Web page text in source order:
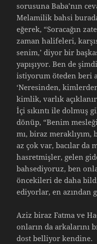
sorusuna Baba’nın
Melamilik bahsi
eğerek, “Soracağın
zaman halifeleri,
senim,’ diyor bir
yapışıyor. Ben de
istiyorum öteden beri
‘Neresinden,
kimlik, varlık
İçi sıkıntı ile dolmuş
dönüp, “Benim
mı, biraz meraklıyım,
az çok var, bacılar da
hasretmişler, gelen
bahsediyoruz, ben
öncekileri de daha
ediyorlar, en azından
Aziz biraz Fatma ve
onların da arkalarını
dost belliyor kendine.